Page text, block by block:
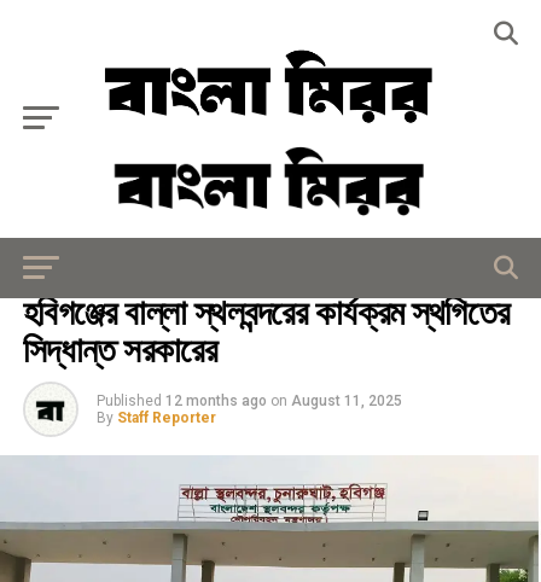
জাতীয়
হবিগঞ্জের বাল্লা স্থলবন্দরের কার্যক্রম স্থগিতের
সিদ্ধান্ত সরকারের
Published 12 months ago on August 11, 2025
By Staff Reporter